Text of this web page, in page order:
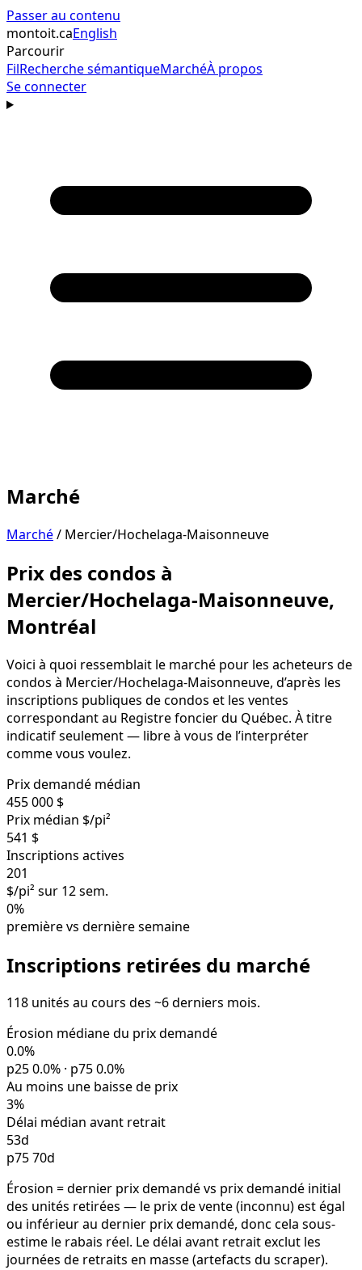
Passer au contenu
montoit.caEnglish
Parcourir
FilRecherche sémantiqueMarchéÀ propos
Se connecter
Marché
Marché/ Mercier/Hochelaga-Maisonneuve
Prix des condos à
Mercier/Hochelaga-Maisonneuve,
Montréal
Voici à quoi ressemblait le marché pour les acheteurs de
condos à Mercier/Hochelaga-Maisonneuve, d’après les
inscriptions publiques de condos et les ventes
correspondant au Registre foncier du Québec. À titre
indicatif seulement — libre à vous de l’interpréter
comme vous voulez.
Prix demandé médian
455 000 $
Prix médian $/pi²
541 $
Inscriptions actives
201
$/pi² sur 12 sem.
0%
première vs dernière semaine
Inscriptions retirées du marché
118 unités au cours des ~6 derniers mois.
Érosion médiane du prix demandé
0.0%
p25 0.0% · p75 0.0%
Au moins une baisse de prix
3%
Délai médian avant retrait
53d
p75 70d
Érosion = dernier prix demandé vs prix demandé initial
des unités retirées — le prix de vente (inconnu) est égal
ou inférieur au dernier prix demandé, donc cela sous-
estime le rabais réel. Le délai avant retrait exclut les
journées de retraits en masse (artefacts du scraper).